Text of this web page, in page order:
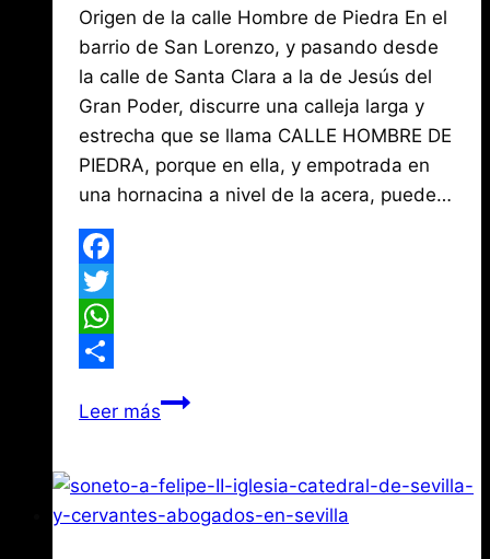
PorJose
María
de
Mena
mayo
24,
2019agosto
3,
2026
Origen de la calle Hombre de Piedra En el
barrio de San Lorenzo, y pasando desde
la calle de Santa Clara a la de Jesús del
Gran Poder, discurre una calleja larga y
estrecha que se llama CALLE HOMBRE DE
PIEDRA, porque en ella, y empotrada en
una hornacina a nivel de la acera, puede…
Facebook
Twitter
WhatsApp
Leer másLa
Hombre
de